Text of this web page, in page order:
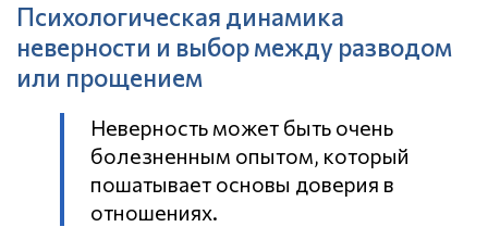
Психологическая динамика
неверности и выбор между разводом
или прощением
Неверность может быть очень
болезненным опытом, который
пошатывает основы доверия в
отношениях.